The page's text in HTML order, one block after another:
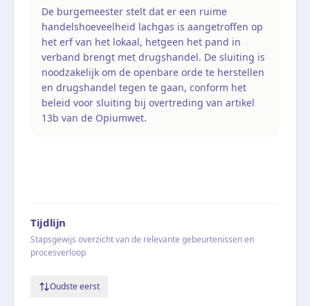
De burgemeester stelt dat er een ruime
handelshoeveelheid lachgas is aangetroffen op
het erf van het lokaal, hetgeen het pand in
verband brengt met drugshandel. De sluiting is
noodzakelijk om de openbare orde te herstellen
en drugshandel tegen te gaan, conform het
beleid voor sluiting bij overtreding van artikel
13b van de Opiumwet.
Tijdlijn
Stapsgewijs overzicht van de relevante gebeurtenissen en
procesverloop
Oudste eerst